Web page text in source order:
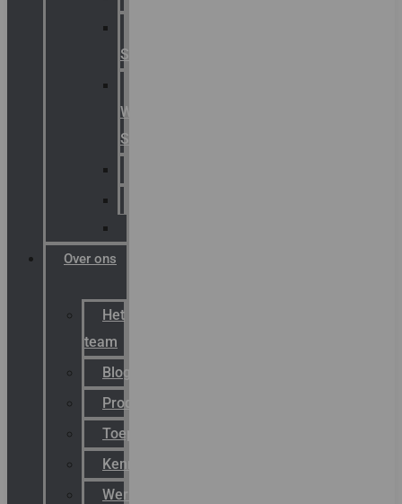
Signaling
Warning
Signals
Over ons
Het
team
Blog
Productnieuws
Toepassingen
Kenniscentrum
Werken